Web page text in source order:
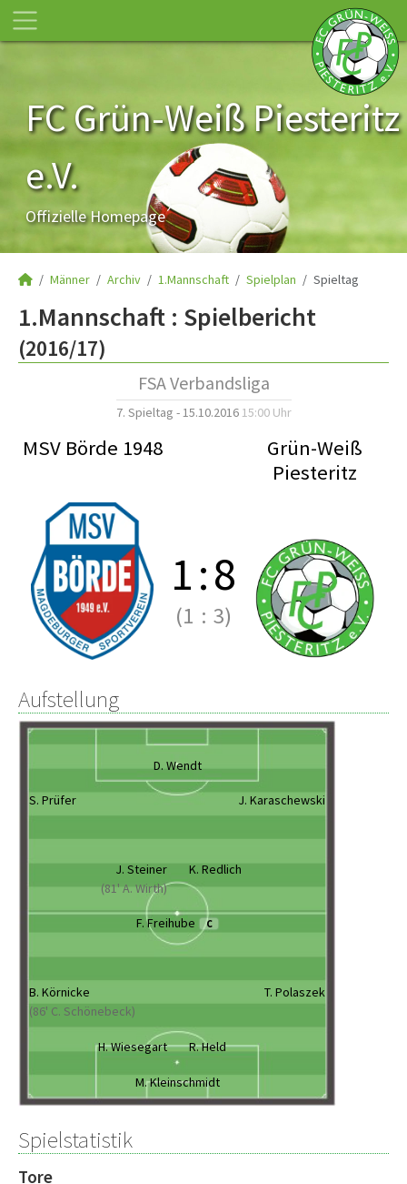
FC Grün-Weiß Piesteritz
e.V.
Offizielle Homepage
Männer Archiv 1.Mannschaft Spielplan Spieltag
1.Mannschaft : Spielbericht
(2016/17)
FSA Verbandsliga
7. Spieltag - 15.10.2016 15:00 Uhr
MSV Börde 1948
Grün-Weiß
Piesteritz
1:8
(1 : 3)
Aufstellung
D. Wendt
S. Prüfer J. Karaschewski
J. Steiner
(81' A. Wirth)
K. Redlich
F. Freihube C
B. Körnicke
(86' C. Schönebeck)
T. Polaszek
H. Wiesegart R. Held
M. Kleinschmidt
Spielstatistik
Tore